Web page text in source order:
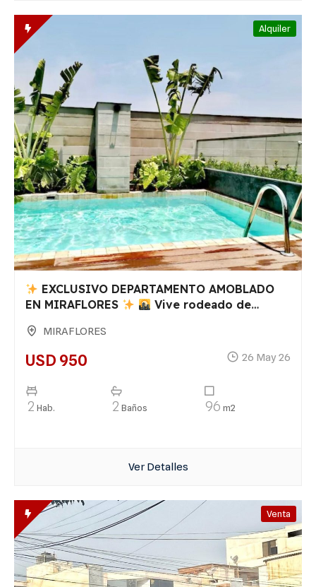
Alquiler
EXCLUSIVO DEPARTAMENTO AMOBLADO
EN MIRAFLORES
Vive rodeado de
MIRAFLORES
USD 950 26 May 26
2 Hab. 2Baños 96 m2
Ver Detalles
Venta